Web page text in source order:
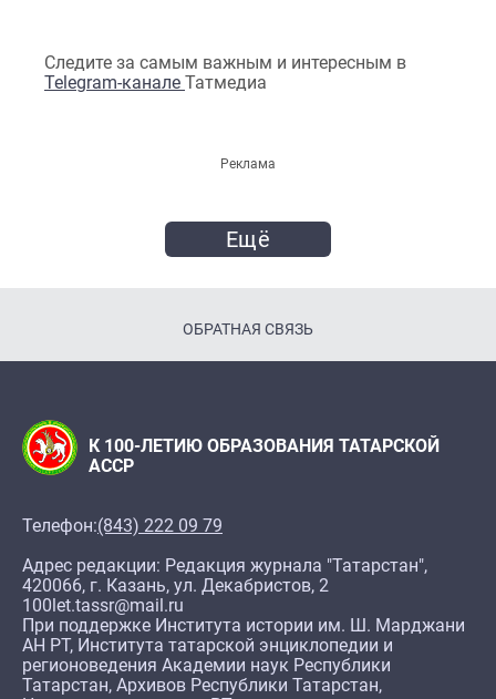
Следите за самым важным и интересным в
Telegram-канале Татмедиа
Реклама
Ещё
ОБРАТНАЯ СВЯЗЬ
К 100-ЛЕТИЮ ОБРАЗОВАНИЯ ТАТАРСКОЙ
АССР
Телефон:(843) 222 09 79
Адрес редакции: Редакция журнала "Татарстан",
420066, г. Казань, ул. Декабристов, 2
100let.tassr@mail.ru
При поддержке Института истории им. Ш. Марджани
АН РТ, Института татарской энциклопедии и
регионоведения Академии наук Республики
Татарстан, Архивов Республики Татарстан,